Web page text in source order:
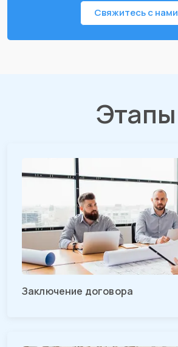
Свяжитесь с нами
Этапы
Заключение договора